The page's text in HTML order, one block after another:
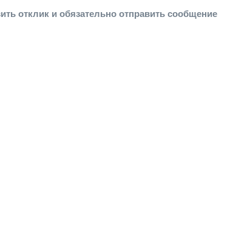
отклик и обязательно отправить сообщение